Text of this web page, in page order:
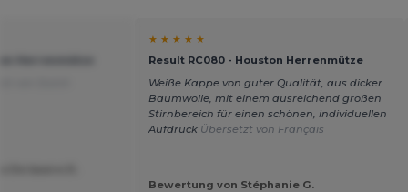
★ ★ ★ ★ ★
Result RC080 - Houston Herrenmütze
Weiße Kappe von guter Qualität, aus dicker
Baumwolle, mit einem ausreichend großen
Stirnbereich für einen schönen, individuellen
Aufdruck Übersetzt von Français
Bewertung von Stéphanie G.